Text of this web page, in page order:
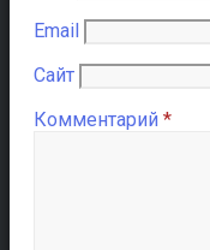
Email
Сайт
Комментарий *